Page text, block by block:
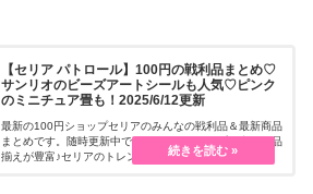
【セリア パトロール】100円の戦利品まとめ♡
サンリオのビーズアートシールも人気♡ピンク
のミニチュア畳も！2025/6/12更新
最新の100円ショップセリアのみんなの戦利品＆最新商品
まとめです。随時更新中です。100円ショップの中でも品
揃えが豊富♪セリアのトレンドをチェックできます。